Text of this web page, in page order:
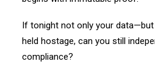
If tonight not only your
held hostage, can you still
compliance?